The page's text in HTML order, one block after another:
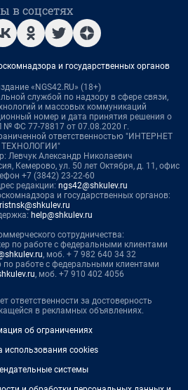
в соцсетях
и государственных органов
«NGS42.RU» (18+)
службой по надзору в сфере связи,
и массовых коммуникаций
номер и дата принятия решения о
№ ФС 77-78817 от 07.08.2020 г.
ответственностью "ИНТЕРНЕТ
ТЕХНОЛОГИИ"
Левчук Александр Николаевич
Кемерово, ул. 50 лет Октября, д. 11, офис
+7 (3842) 23-22-60
редакции: ngs42@shkulev.ru
и государственных органов:
help@shkulev.ru
сотрудничества:
по работе с федеральными клиентами
, моб. + 7 982 640 34 32
по работе с федеральными клиентами
, моб. +7 910 402 4056
ответственности за достоверность
в рекламных объявлениях.
об ограничениях
использования cookies
системы